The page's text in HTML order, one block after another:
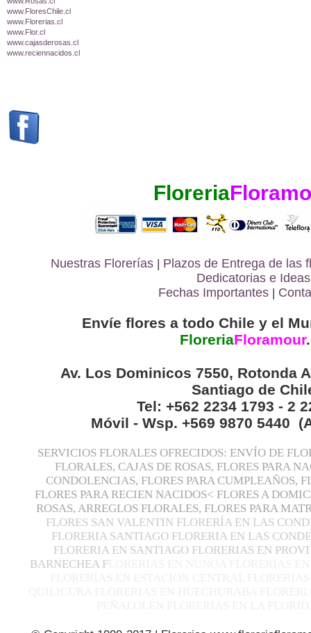
www.FloresChile.cl
www.Florerias.cl
www.Flor.cl
www.cajasderosas.cl
www.reciennacidos.cl
Floreria
Nuestras Florerías | Plazos de Entrega de las
Dedicatorias e Ideas
Fechas Importantes |
Envíe flores a todo Chile y el
FloreriaFloramour.
Av. Los Dominicos 7550, Rotonda
Santiago de
Tel: +562 2234 1793 - 2
Móvil - Wsp. +569 9870 5440
SERVICIOS FLORALES OFRECIDOS: ENVÍO DE
FLORALES, CAJAS DE ROSAS, FLORES PARA
CONDOLENCIAS, FLORES PARA CUMPLEAÑOS,
FLORES PARA RECIEN NACIDOS< FLORES A
ROSAS, ARREGLOS FLORALES, FLORES PARA
FLORES SAN VALENTIN FLORERÍA EN LAS
FLORERIA SANTIAGO FLORERIA EN LAS
FLORERIA EN SANTIAGO FLORERIAS EN
BARNECHEA F